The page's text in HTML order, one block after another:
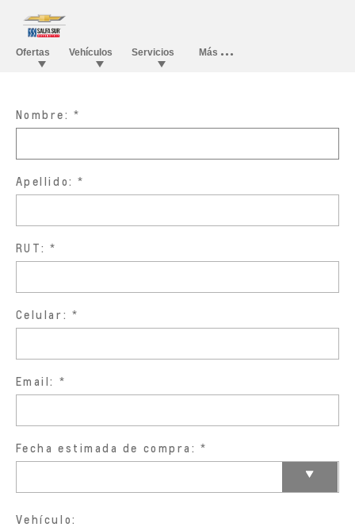
Nombre:
Apellido:
RUT:
Celular:
Email:
Fecha estimada de compra:
Vehículo: